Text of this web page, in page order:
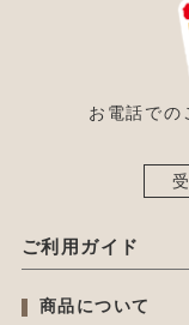
お電話での
ご利用ガイド
商品について